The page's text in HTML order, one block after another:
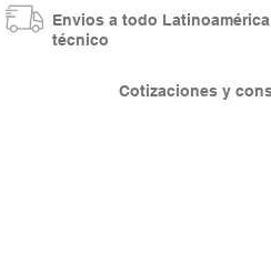
Cotizaciones y
Envios a todo
técnico